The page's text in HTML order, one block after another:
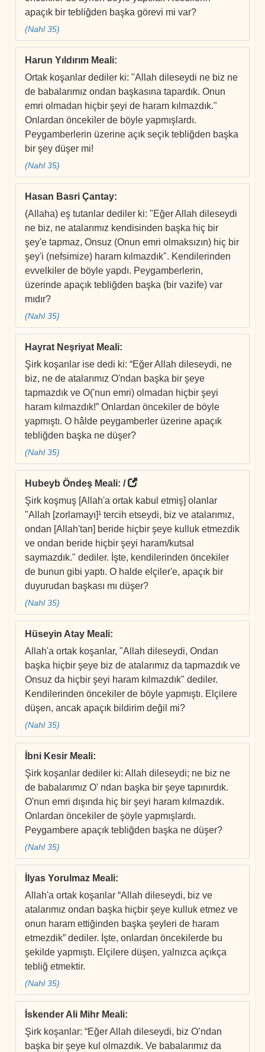
apaçık bir tebliğden başka görevi mi var?
(Nahl 35)
Harun Yıldırım Meali:
Ortak koşanlar dediler ki: "Allah dileseydi ne biz ne
de babalarımız ondan başkasına tapardık. Onun
emri olmadan hiçbir şeyi de haram kılmazdık."
Onlardan öncekiler de böyle yapmışlardı.
Peygamberlerin üzerine açık seçik tebliğden başka
bir şey düşer mi!
(Nahl 35)
Hasan Basri Çantay:
(Allaha) eş tutanlar dediler ki: "Eğer Allah dileseydi
ne biz, ne atalarımız kendisinden başka hiç bir
şey'e tapmaz, Onsuz (Onun emri olmaksızın) hiç bir
şey'i (nefsimize) haram kılmazdık". Kendilerinden
evvelkiler de böyle yapdı. Peygamberlerin,
üzerinde apaçık tebliğden başka (bir vazife) var
mıdır?
(Nahl 35)
Hayrat Neşriyat Meali:
Şirk koşanlar ise dedi ki: “Eğer Allah dileseydi, ne
biz, ne de atalarımız O'ndan başka bir şeye
tapmazdık ve O('nun emri) olmadan hiçbir şeyi
haram kılmazdık!” Onlardan öncekiler de böyle
yapmıştı. O hâlde peygamberler üzerine apaçık
tebliğden başka ne düşer?
(Nahl 35)
Hubeyb Öndeş Meali: /
Şirk koşmuş [Allah'a ortak kabul etmiş] olanlar
"Allah [zorlamayı]¹ tercih etseydi, biz ve atalarımız,
ondan [Allah'tan] beride hiçbir şeye kulluk etmezdik
ve ondan beride hiçbir şeyi haram/kutsal
saymazdık." dediler. İşte, kendilerinden öncekiler
de bunun gibi yaptı. O halde elçiler'e, apaçık bir
duyurudan başkası mı düşer?
(Nahl 35)
Hüseyin Atay Meali:
Allah'a ortak koşanlar, "Allah dileseydi, Ondan
başka hiçbir şeye biz de atalarımız da tapmazdık ve
Onsuz da hiçbir şeyi haram kılmazdık" dediler.
Kendilerinden öncekiler de böyle yapmıştı. Elçilere
düşen, ancak apaçık bildirim değil mi?
(Nahl 35)
İbni Kesir Meali:
Şirk koşanlar dediler ki: Allah dileseydi; ne biz ne
de babalarımız O' ndan başka bir şeye tapınırdık.
O'nun emri dışında hiç bir şeyi haram kılmazdık.
Onlardan öncekiler de şöyle yapmışlardı.
Peygambere apaçık tebliğden başka ne düşer?
(Nahl 35)
İlyas Yorulmaz Meali:
Allah'a ortak koşanlar “Allah dileseydi, biz ve
atalarımız ondan başka hiçbir şeye kulluk etmez ve
onun haram ettiğinden başka şeyleri de haram
etmezdik” dediler. İşte, onlardan öncekilerde bu
şekilde yapmıştı. Elçilere düşen, yalnızca açıkça
tebliğ etmektir.
(Nahl 35)
İskender Ali Mihr Meali:
Şirk koşanlar: “Eğer Allah dileseydi, biz O’ndan
başka bir şeye kul olmazdık. Ve babalarımız da